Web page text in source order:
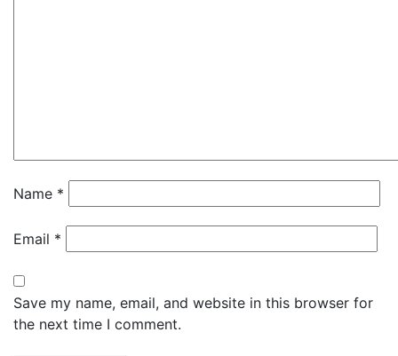
Name *
Email *
Save my name, email, and website in this browser for
the next time I comment.